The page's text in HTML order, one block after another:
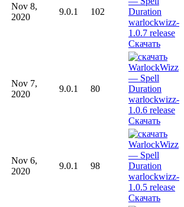
Nov 8,
2020
9.0.1 102
Скачать
Nov 7,
2020
9.0.1 80
Скачать
Nov 6,
2020
9.0.1 98
Скачать